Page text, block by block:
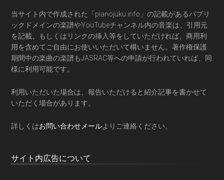
当サイト内で作成された「pianojuku.info」の記載があるパブリ
ックドメインの楽譜やYouTubeチャンネル内の音楽は、引用元
を記載、もしくはリンクの挿入等をしていただければ、商用利
用を含めてご自由にお使いいただいて構いません。著作権保護
期間中の楽曲の楽譜もJASRAC等への申請が行われていれば、同
様に利用可能です。
利用いただいた場合は、報告いただけると紹介記事を書かせて
いただく場合があります。
詳しくはお問い合わせメールよりご連絡ください。
サイト内広告について